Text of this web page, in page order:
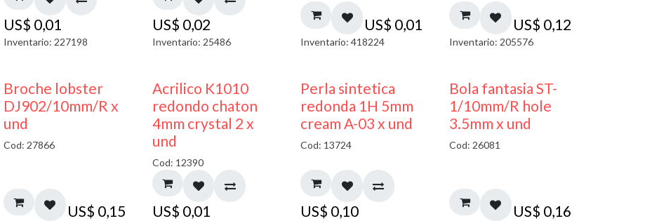
US$ 0,01
Inventario: 227198
US$ 0,02
Inventario: 25486
US$ 0,01
Inventario: 418224
US$ 0,12
Inventario: 205576
Broche lobster
DJ902/10mm/R x
und
Cod: 27866
US$ 0,15
50% DESCUENTO
Acrilico K1010
redondo chaton
4mm crystal 2 x
und
Cod: 12390
US$ 0,01
Perla sintetica
redonda 1H 5mm
cream A-03 x und
Cod: 13724
US$ 0,10
Bola fantasia ST-
1/10mm/R hole
3.5mm x und
Cod: 26081
US$ 0,16